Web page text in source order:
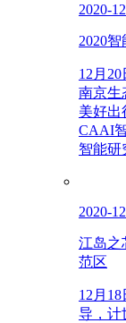
2020-
2020
12月
南京生
美好出
CAAI
智能研
2020-
江岛之
范区
12月
导，计